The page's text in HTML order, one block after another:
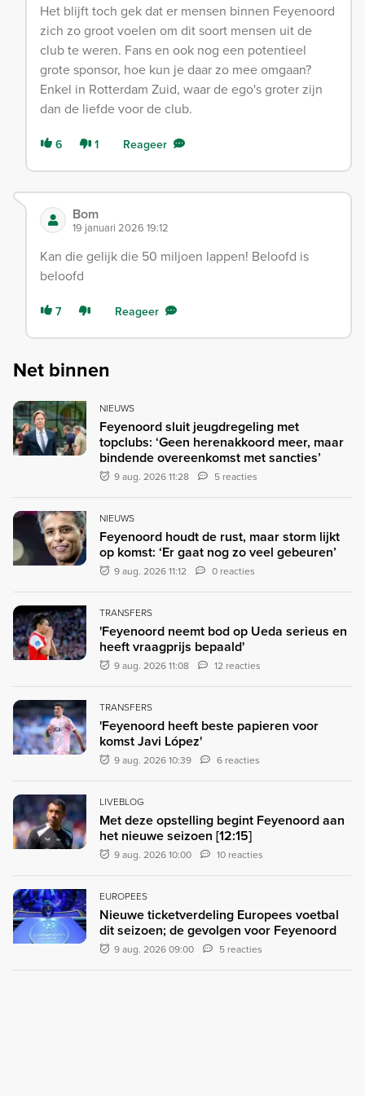
Het blijft toch gek dat er mensen binnen Feyenoord
zich zo groot voelen om dit soort mensen uit de
club te weren. Fans en ook nog een potentieel
grote sponsor, hoe kun je daar zo mee omgaan?
Enkel in Rotterdam Zuid, waar de ego's groter zijn
dan de liefde voor de club.
6 1 Reageer
Bom
19 januari 2026 19:12
Kan die gelijk die 50 miljoen lappen! Beloofd is
beloofd
7 Reageer
Net binnen
NIEUWS
Feyenoord sluit jeugdregeling met
topclubs: ‘Geen herenakkoord meer, maar
bindende overeenkomst met sancties’
9 aug. 2026 11:28 5 reacties
NIEUWS
Feyenoord houdt de rust, maar storm lijkt
op komst: ‘Er gaat nog zo veel gebeuren’
9 aug. 2026 11:12 0 reacties
TRANSFERS
'Feyenoord neemt bod op Ueda serieus en
heeft vraagprijs bepaald'
9 aug. 2026 11:08 12 reacties
TRANSFERS
'Feyenoord heeft beste papieren voor
komst Javi López'
9 aug. 2026 10:39 6 reacties
LIVEBLOG
Met deze opstelling begint Feyenoord aan
het nieuwe seizoen [12:15]
9 aug. 2026 10:00 10 reacties
EUROPEES
Nieuwe ticketverdeling Europees voetbal
dit seizoen; de gevolgen voor Feyenoord
9 aug. 2026 09:00 5 reacties